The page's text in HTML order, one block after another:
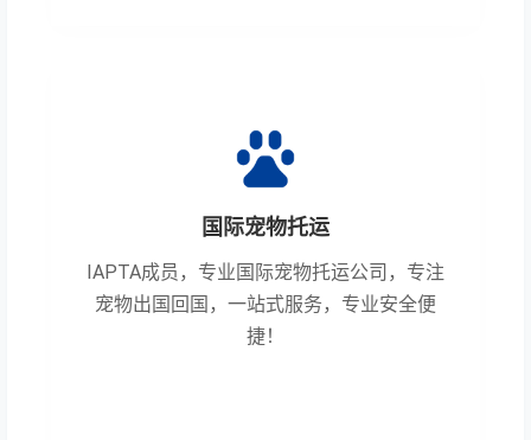
国际宠物托运
IAPTA成员，专业国际宠物托运公司，专注
宠物出国回国，一站式服务，专业安全便
捷！